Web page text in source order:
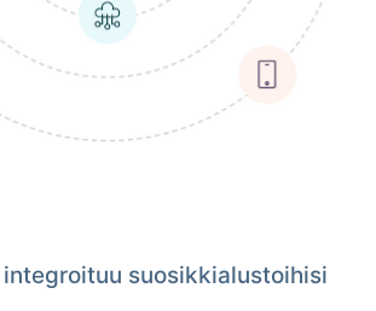
integroituu suosikkialustoihisi